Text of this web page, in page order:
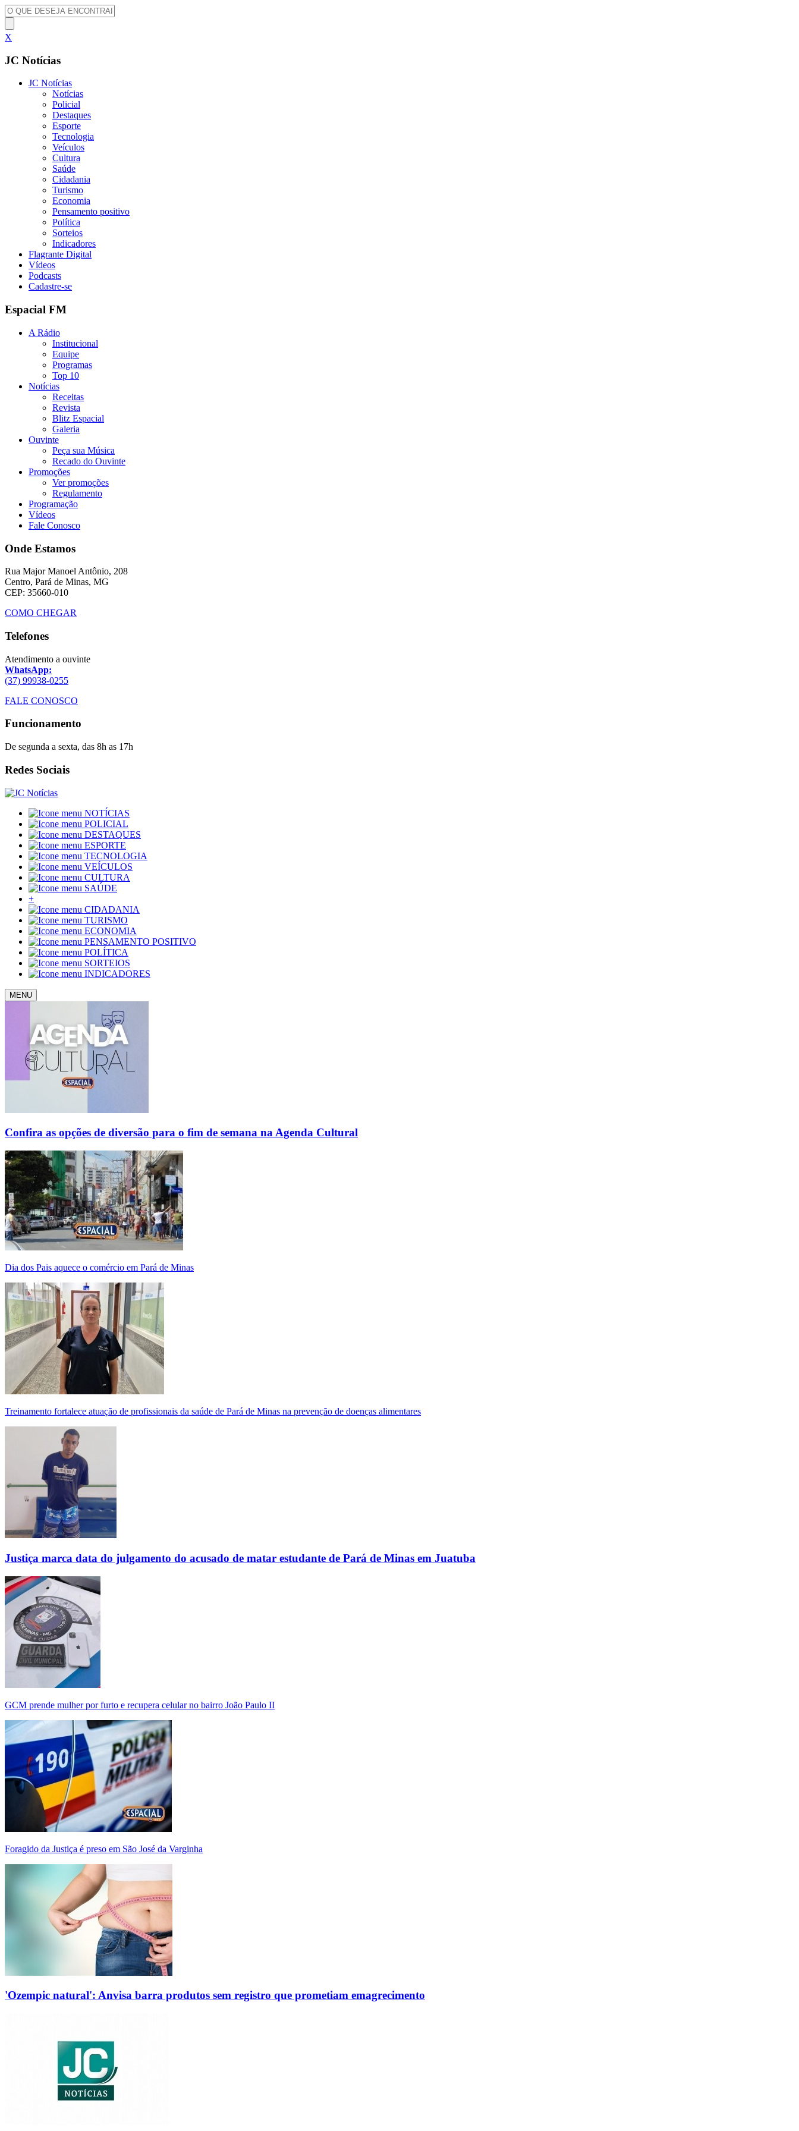
X
JC Notícias
JC Notícias
Notícias
Policial
Destaques
Esporte
Tecnologia
Veículos
Cultura
Saúde
Cidadania
Turismo
Economia
Pensamento positivo
Política
Sorteios
Indicadores
Flagrante Digital
Vídeos
Podcasts
Cadastre-se
Espacial FM
A Rádio
Institucional
Equipe
Programas
Top 10
Notícias
Receitas
Revista
Blitz Espacial
Galeria
Ouvinte
Peça sua Música
Recado do Ouvinte
Promoções
Ver promoções
Regulamento
Programação
Vídeos
Fale Conosco
Onde Estamos
Rua Major Manoel Antônio, 208
Centro, Pará de Minas, MG
CEP: 35660-010
COMO CHEGAR
Telefones
Atendimento a ouvinte
WhatsApp:
(37) 99938-0255
FALE CONOSCO
Funcionamento
De segunda a sexta, das 8h as 17h
Redes Sociais
NOTÍCIAS
POLICIAL
DESTAQUES
ESPORTE
TECNOLOGIA
VEÍCULOS
CULTURA
SAÚDE
+
CIDADANIA
TURISMO
ECONOMIA
PENSAMENTO POSITIVO
POLÍTICA
SORTEIOS
INDICADORES
MENU
Confira as opções de diversão para o fim de semana na Agenda Cultural
Dia dos Pais aquece o comércio em Pará de Minas
Treinamento fortalece atuação de profissionais da saúde de Pará de Minas na prevenção de doenças alimentares
Justiça marca data do julgamento do acusado de matar estudante de Pará de Minas em Juatuba
GCM prende mulher por furto e recupera celular no bairro João Paulo II
Foragido da Justiça é preso em São José da Varginha
'Ozempic natural': Anvisa barra produtos sem registro que prometiam emagrecimento